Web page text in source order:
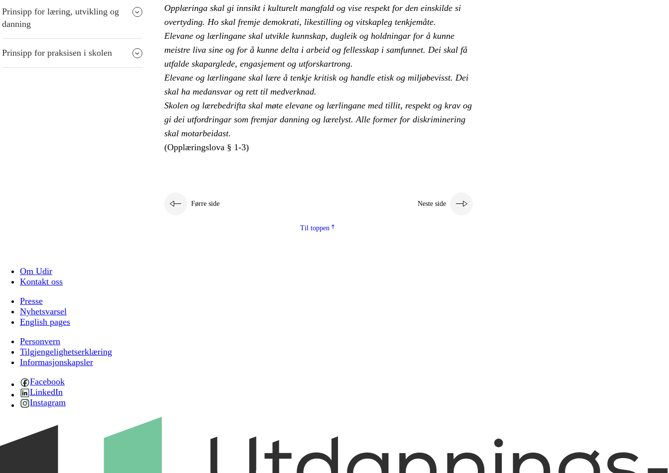
Prinsipp for læring, utvikling og
danning
Prinsipp for praksisen i skolen
Opplæringa skal gi innsikt i kulturelt mangfald og vise respekt for den einskilde si
overtyding. Ho skal fremje demokrati, likestilling og vitskapleg tenkjemåte.
Elevane og lærlingane skal utvikle kunnskap, dugleik og holdningar for å kunne
meistre liva sine og for å kunne delta i arbeid og fellesskap i samfunnet. Dei skal få
utfalde skaparglede, engasjement og utforskartrong.
Elevane og lærlingane skal lære å tenkje kritisk og handle etisk og miljøbevisst. Dei
skal ha medansvar og rett til medverknad.
Skolen og lærebedrifta skal møte elevane og lærlingane med tillit, respekt og krav og
gi dei utfordringar som fremjar danning og lærelyst. Alle former for diskriminering
skal motarbeidast.
(Opplæringslova § 1-3)
Førre side Neste side
Til toppen
Om Udir
Kontakt oss
Presse
Nyhetsvarsel
English pages
Personvern
Tilgjengelighetserklæring
Informasjonskapsler
Facebook
LinkedIn
Instagram